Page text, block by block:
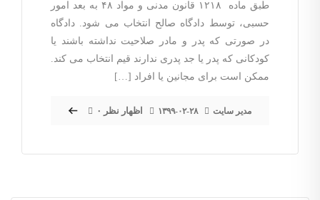
طبق ماده ۱۲۱۸ قانون مدنی و مواد ۴۸ به بعد امور
حسبی، توسط دادگاه صالح انتخاب می شود. دادگاه
در صورتی که پدر و مادر صلاحیت نداشته باشند یا
کودکانی که پدر یا جد پدری ندارند قیم انتخاب می کند.
ممکن است برای مجانین یا افراد […]
مدیر سایت ۱۳۹۹-۰۲-۲۸ ۰ اظهار نظر